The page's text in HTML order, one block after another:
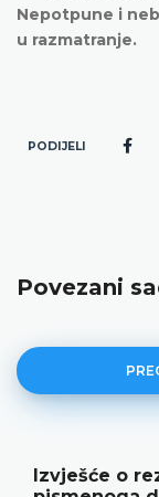
Nepotpune i
u razmatranje.
PODIJELI
Povezani
Izvješće o